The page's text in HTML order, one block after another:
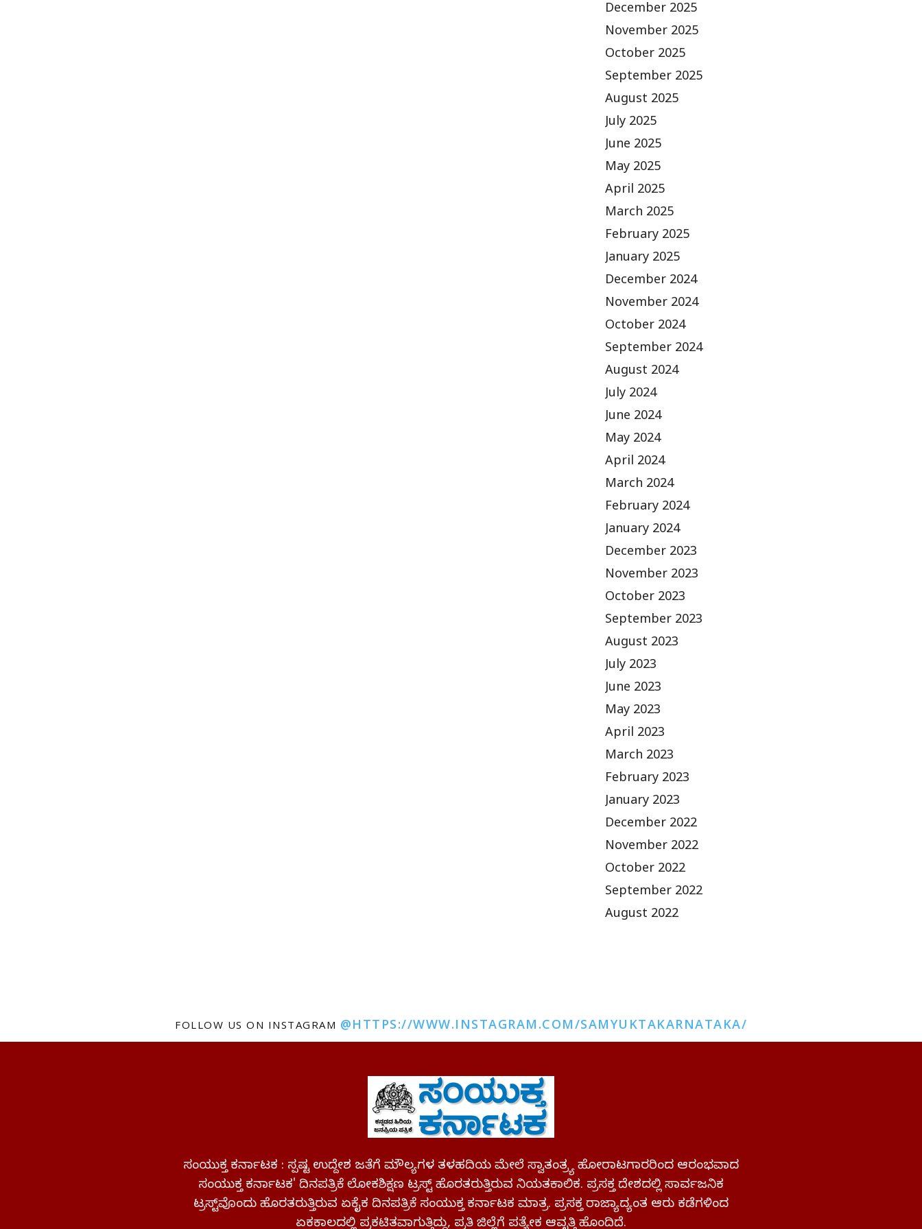
December 2025
November 2025
October 2025
September 2025
August 2025
July 2025
June 2025
May 2025
April 2025
March 2025
February 2025
January 2025
December 2024
November 2024
October 2024
September 2024
August 2024
July 2024
June 2024
May 2024
April 2024
March 2024
February 2024
January 2024
December 2023
November 2023
October 2023
September 2023
August 2023
July 2023
June 2023
May 2023
April 2023
March 2023
February 2023
January 2023
December 2022
November 2022
October 2022
September 2022
August 2022
FOLLOW US ON INSTAGRAM @HTTPS://WWW.INSTAGRAM.COM/SAMYUKTAKARNATAKA/
ಸಂಯುಕ್ತ ಕರ್ನಾಟಕ : ಸ್ಪಷ್ಟ ಉದ್ದೇಶ ಜತೆಗೆ ಮೌಲ್ಯಗಳ ತಳಹದಿಯ ಮೇಲೆ ಸ್ವಾತಂತ್ರ್ಯ ಹೋರಾಟಗಾರರಿಂದ ಆರಂಭವಾದ
ಸಂಯುಕ್ತ ಕರ್ನಾಟಕ' ದಿನಪತ್ರಿಕೆ ಲೋಕಶಿಕ್ಷಣ ಟ್ರಸ್ಟ್ ಹೊರತರುತ್ತಿರುವ ನಿಯತಕಾಲಿಕ. ಪ್ರಸಕ್ತ ದೇಶದಲ್ಲಿ ಸಾರ್ವಜನಿಕ
ಟ್ರಸ್ಟ್‌ವೊಂದು ಹೊರತರುತ್ತಿರುವ ಏಕೈಕ ದಿನಪತ್ರಿಕೆ ಸಂಯುಕ್ತ ಕರ್ನಾಟಕ ಮಾತ್ರ. ಪ್ರಸಕ್ತ ರಾಜ್ಯಾದ್ಯಂತ ಆರು ಕಡೆಗಳಿಂದ
ಏಕಕಾಲದಲ್ಲಿ ಪ್ರಕಟಿತವಾಗುತ್ತಿದ್ದು, ಪ್ರತಿ ಜಿಲ್ಲೆಗೆ ಪತ್ಯೇಕ ಆವೃತ್ತಿ ಹೊಂದಿದೆ.